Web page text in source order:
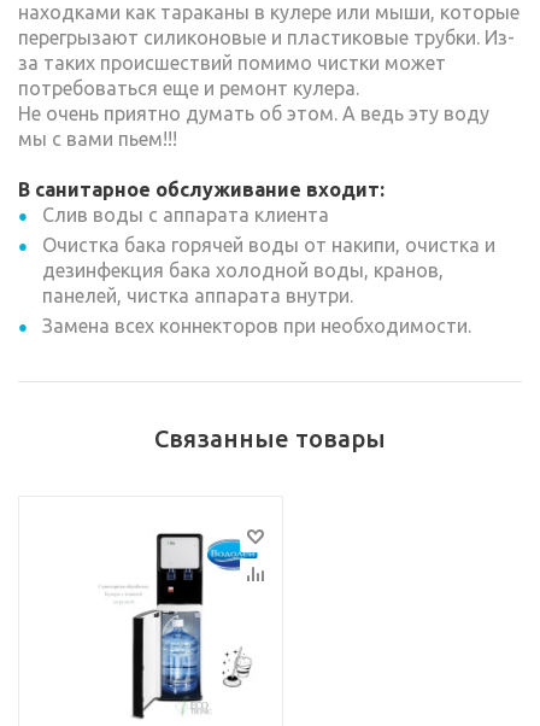
находками как тараканы в кулере или мыши, которые
перегрызают силиконовые и пластиковые трубки. Из-
за таких происшествий помимо чистки может
потребоваться еще и ремонт кулера.
Не очень приятно думать об этом. А ведь эту воду
мы с вами пьем!!!
В санитарное обслуживание входит:
Слив воды с аппарата клиента
Очистка бака горячей воды от накипи, очистка и
дезинфекция бака холодной воды, кранов,
панелей, чистка аппарата внутри.
Замена всех коннекторов при необходимости.
Связанные товары